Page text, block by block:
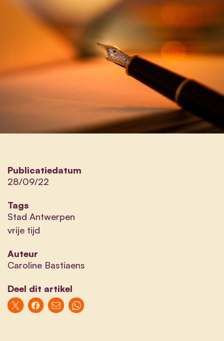
Publicatiedatum
28/09/22
Tags
Stad Antwerpen
vrije tijd
Auteur
Caroline Bastiaens
Deel dit artikel